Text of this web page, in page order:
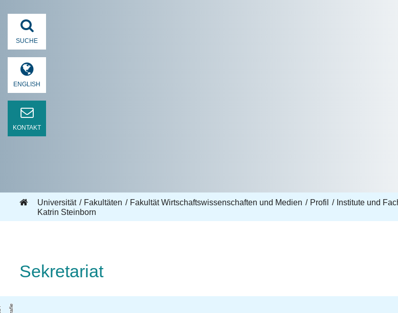
SUCHE
ENGLISH
KONTAKT
Universität Fakultäten Fakultät Wirtschaftswissenschaften und Medien Profil Institute und
Katrin Steinborn
Sekretariat